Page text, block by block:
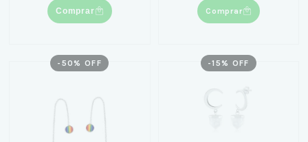
Comprar Comprar
- 50 % OFF -15 % OFF